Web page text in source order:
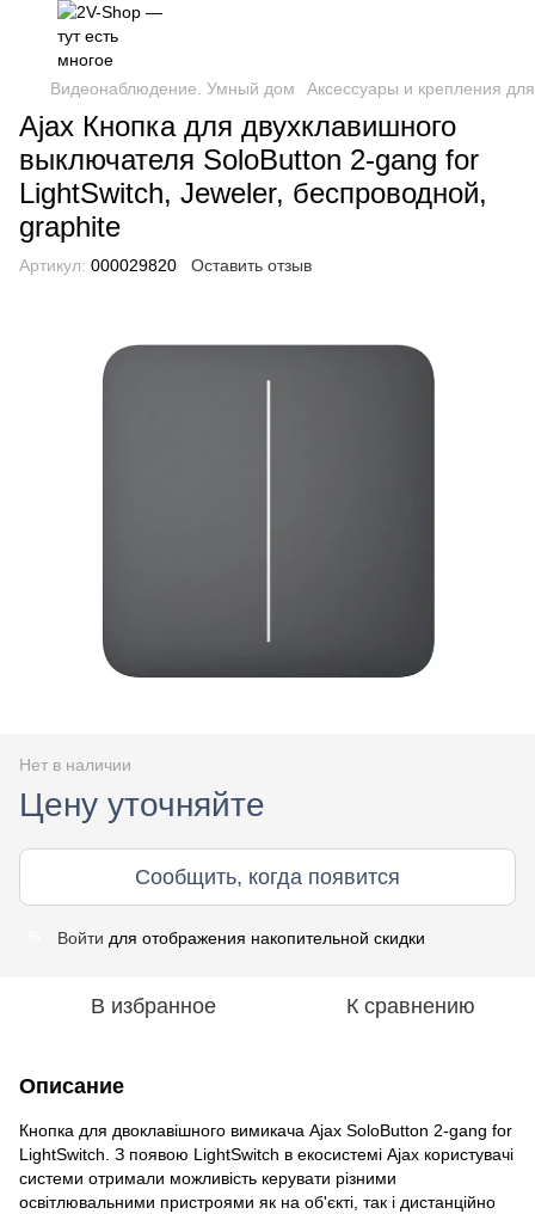
Видеонаблюдение. Умный дом Аксессуары и крепления
Ajax Кнопка для двухклавишного
выключателя SoloButton 2-gang for
LightSwitch, Jeweler, беспроводной,
graphite
Артикул: 000029820 Оставить отзыв
Нет в наличии
Цену уточняйте
Сообщить, когда появится
Войти для отображения накопительной скидки
В избранное К сравнению
Описание
Кнопка для двоклавішного вимикача Ajax SoloButton 2-gang for
LightSwitch. З появою LightSwitch в екосистемі Ajax користувачі
системи отримали можливість керувати різними
освітлювальними пристроями як на об'єкті, так і дистанційно